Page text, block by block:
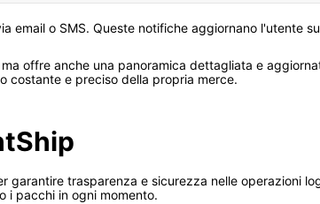
o SMS. Queste notifiche aggiornano l'utente
offre anche una panoramica dettagliata e
costante e preciso della propria merce.
trasparenza e sicurezza nelle operazioni
i pacchi in ogni momento.